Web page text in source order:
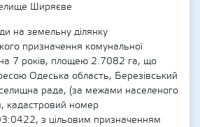
Ширяєве
на земельну ділянку
призначення комунальної
на 7 років, площею 2.7082 га, що
Одеська область, Березівський
рада, (за межами населеного
кадастровий номер
з цільовим призначенням